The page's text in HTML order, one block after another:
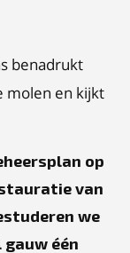
benadrukt
molen en kijkt
op
van
we
één